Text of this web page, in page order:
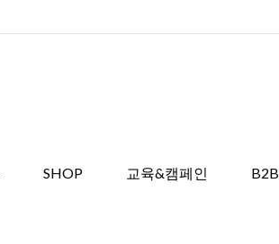
SHOP 교육&캠페인 B2B